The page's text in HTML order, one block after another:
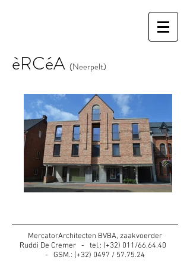
èRCéA (Neerpelt)
MercatorArchitecten BVBA, zaakvoerder
Ruddi De Cremer - tel.: (+32) 011/66.64.40
- GSM.: (+32) 0497 / 57.75.24